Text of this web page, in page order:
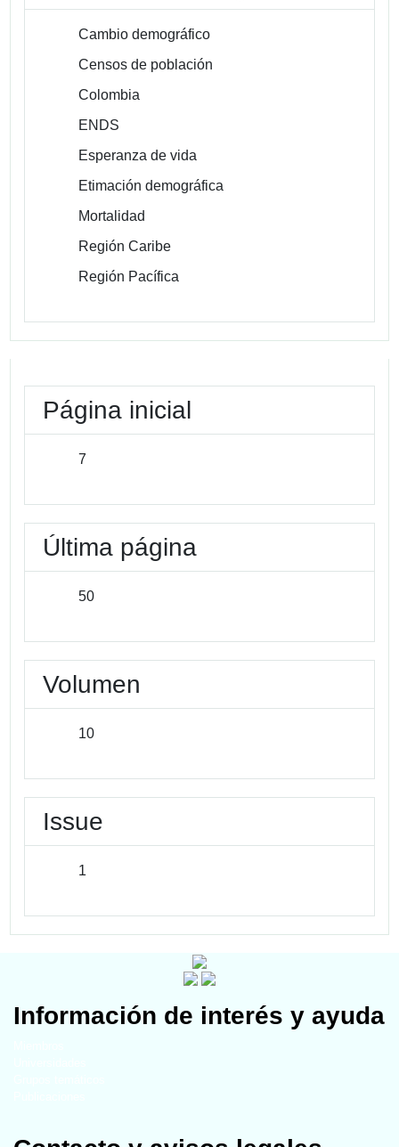
Cambio demográfico
Censos de población
Colombia
ENDS
Esperanza de vida
Etimación demográfica
Mortalidad
Región Caribe
Región Pacífica
Página inicial
7
Última página
50
Volumen
10
Issue
1
Información de interés y ayuda